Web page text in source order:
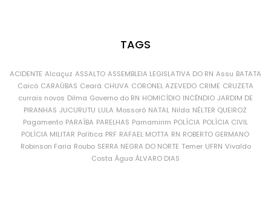
TAGS
ACIDENTE Alcaçuz ASSALTO ASSEMBLEIA LEGISLATIVA DO RN Assu BATATA
Caicó CARAÚBAS Ceará CHUVA CORONEL AZEVEDO CRIME CRUZETA
currais novos Dilma Governo do RN HOMICÍDIO INCÊNDIO JARDIM DE
PIRANHAS JUCURUTU LULA Mossoró NATAL Nilda NÉLTER QUEIROZ
Pagamento PARAÍBA PARELHAS Parnamirim POLÍCIA POLÍCIA CIVIL
POLÍCIA MILITAR Política PRF RAFAEL MOTTA RN ROBERTO GERMANO
Robinson Faria Roubo SERRA NEGRA DO NORTE Temer UFRN Vivaldo
Costa Água ÁLVARO DIAS